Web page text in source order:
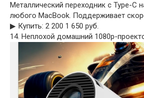
Металлический переходник с Type-C
любого MacBook. Поддерживает
▶︎ Купить: 2 200 1 650 руб.
14. Неплохой домашний 1080p-